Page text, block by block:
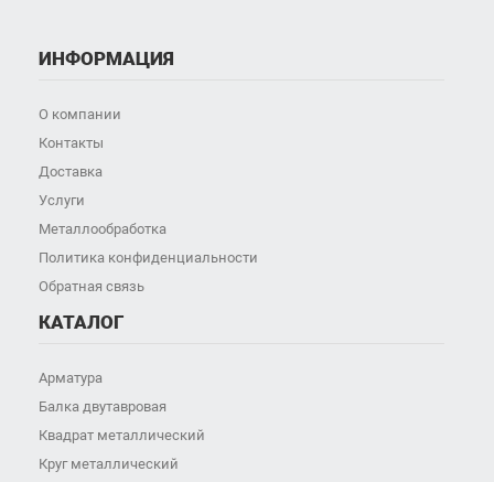
ИНФОРМАЦИЯ
О компании
Контакты
Доставка
Услуги
Металлообработка
Политика конфиденциальности
Обратная связь
КАТАЛОГ
Арматура
Балка двутавровая
Квадрат металлический
Круг металлический